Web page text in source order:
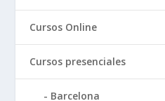
Cursos Online
Cursos presenciales
Barcelona